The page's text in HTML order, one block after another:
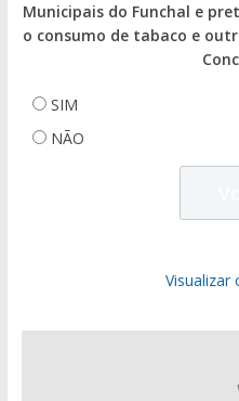
Municipais do Funchal e
o consumo de tabaco e
SIM
NÃO
Visualizar